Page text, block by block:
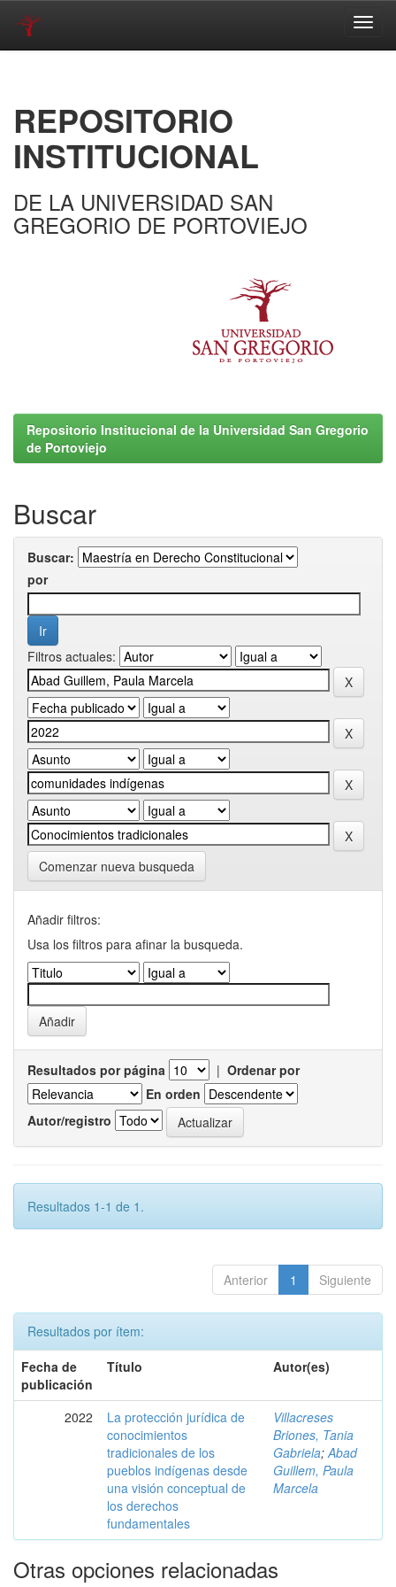
REPOSITORIO
INSTITUCIONAL
DE LA UNIVERSIDAD SAN
GREGORIO DE PORTOVIEJO
Repositorio Institucional de la Universidad San Gregorio
de Portoviejo
Buscar
Buscar:
por
Filtros actuales:
Comenzar nueva busqueda
Añadir filtros:
Usa los filtros para afinar la busqueda.
Resultados por página | Ordenar por
En orden
Autor/registro
Resultados 1-1 de 1.
Anterior 1 Siguiente
Resultados por ítem:
Fecha de
publicación
Título Autor(es)
2022
La protección jurídica de
conocimientos
tradicionales de los
pueblos indígenas desde
una visión conceptual de
los derechos
fundamentales
Villacreses
Briones, Tania
Gabriela;Abad
Guillem, Paula
Marcela
Otras opciones relacionadas